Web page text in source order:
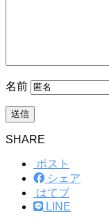
名前
SHARE
ポスト
シェア
はてブ
LINE